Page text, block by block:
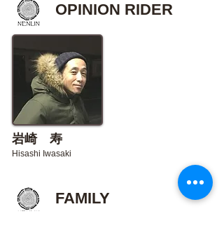
​OPINION RIDER
​岩崎 寿
​Hisashi Iwasaki
​FAMILY